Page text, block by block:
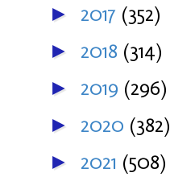
► 2017 (352)
► 2018 (314)
► 2019 (296)
► 2020 (382)
► 2021 (508)